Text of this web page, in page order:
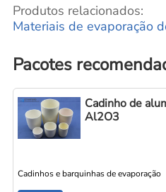
Produtos relacionados:
Materiais de evaporação
Pacotes
Cadinho de
Al2O3
Cadinhos e barquinhas de evaporação